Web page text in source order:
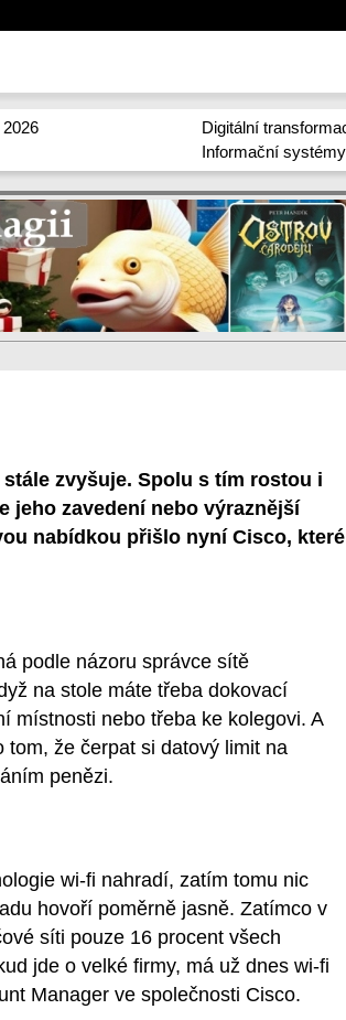
Digitální
Informační systémy
zvyšuje. Spolu s tím rostou i
jeho zavedení nebo výraznější
nabídkou přišlo nyní Cisco, které
podle názoru správce sítě
na stole máte třeba dokovací
místnosti nebo třeba ke kolegovi. A
tom, že čerpat si datový limit na
penězi.
wi-fi nahradí, zatím tomu nic
hovoří poměrně jasně. Zatímco v
síti pouze 16 procent všech
jde o velké firmy, má už dnes wi-fi
Manager ve společnosti Cisco.